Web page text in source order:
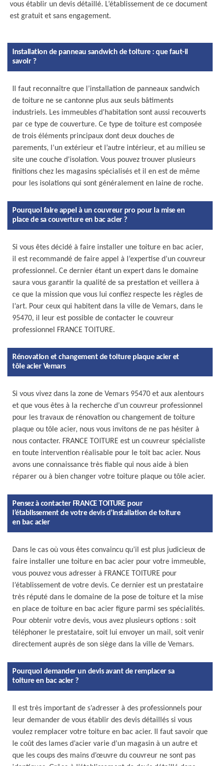
vous établir un devis détaillé. L’établissement de ce document
est gratuit et sans engagement.
Installation de panneau sandwich de toiture : que faut-il
savoir ?
Il faut reconnaître que l’installation de panneaux sandwich
de toiture ne se cantonne plus aux seuls bâtiments
industriels. Les immeubles d’habitation sont aussi recouverts
par ce type de couverture. Ce type de toiture est composée
de trois éléments principaux dont deux douches de
parements, l’un extérieur et l’autre intérieur, et au milieu se
site une couche d’isolation. Vous pouvez trouver plusieurs
finitions chez les magasins spécialisés et il en est de même
pour les isolations qui sont généralement en laine de roche.
Pourquoi faire appel à un couvreur pro pour la mise en
place de sa couverture en bac acier ?
Si vous êtes décidé à faire installer une toiture en bac acier,
il est recommandé de faire appel à l’expertise d’un couvreur
professionnel. Ce dernier étant un expert dans le domaine
saura vous garantir la qualité de sa prestation et veillera à
ce que la mission que vous lui confiez respecte les règles de
l’art. Pour ceux qui habitent dans la ville de Vemars, dans le
95470, il leur est possible de contacter le couvreur
professionnel FRANCE TOITURE.
Rénovation et changement de toiture plaque acier et
tôle acier Vemars
Si vous vivez dans la zone de Vemars 95470 et aux alentours
et que vous êtes à la recherche d’un couvreur professionnel
pour les travaux de rénovation ou changement de toiture
plaque ou tôle acier, nous vous invitons de ne pas hésiter à
nous contacter. FRANCE TOITURE est un couvreur spécialiste
en toute intervention réalisable pour le toit bac acier. Nous
avons une connaissance très fiable qui nous aide à bien
réparer ou à bien changer votre toiture plaque ou tôle acier.
Pensez à contacter FRANCE TOITURE pour
l’établissement de votre devis d’installation de toiture
en bac acier
Dans le cas où vous êtes convaincu qu’il est plus judicieux de
faire installer une toiture en bac acier pour votre immeuble,
vous pouvez vous adresser à FRANCE TOITURE pour
l’établissement de votre devis. Ce dernier est un prestataire
très réputé dans le domaine de la pose de toiture et la mise
en place de toiture en bac acier figure parmi ses spécialités.
Pour obtenir votre devis, vous avez plusieurs options : soit
téléphoner le prestataire, soit lui envoyer un mail, soit venir
directement auprès de son siège dans la ville de Vemars.
Pourquoi demander un devis avant de remplacer sa
toiture en bac acier ?
Il est très important de s’adresser à des professionnels pour
leur demander de vous établir des devis détaillés si vous
voulez remplacer votre toiture en bac acier. Il faut savoir que
le coût des lames d’acier varie d’un magasin à un autre et
que les coups des mains d’œuvre du couvreur ne sont pas